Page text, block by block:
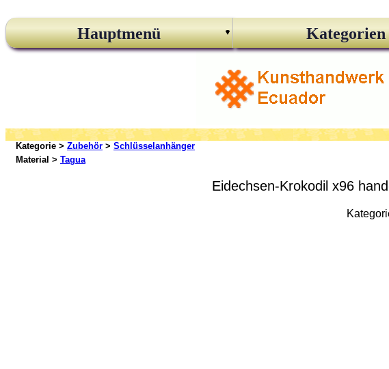
Hauptmenü Kategorien
Kategorie > Zubehör > Schlüsselanhänger
Material > Tagua
Eidechsen-Krokodil x96